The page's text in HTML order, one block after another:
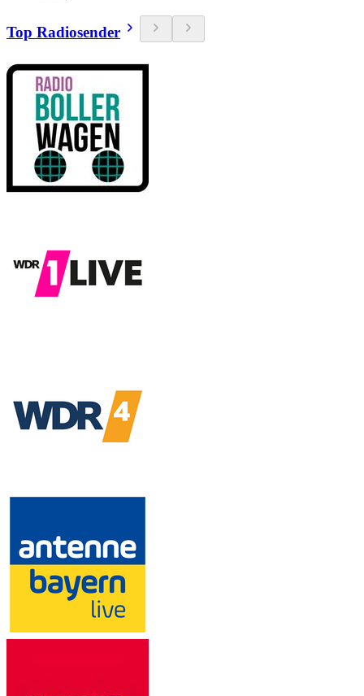
Top Radiosender